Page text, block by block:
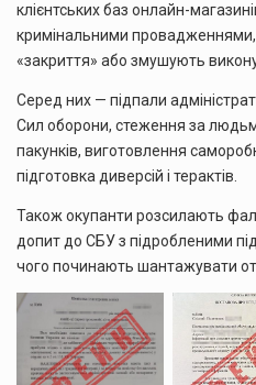
клієнтських баз онлайн-
кримінальними провадженнями,
«закриття» або змушують
Серед них — підпали
Сил оборони, стеження за
пакунків, виготовлення
підготовка диверсій і терактів.
Також окупанти розсилають
допит до СБУ з підробленими
чого починають шантажувати